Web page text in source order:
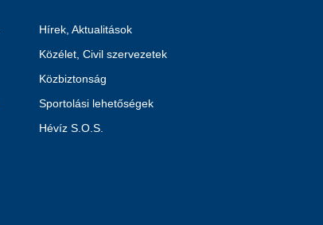
Hírek, Aktualitások
Közélet, Civil szervezetek
Közbiztonság
Sportolási lehetőségek
Hévíz S.O.S.